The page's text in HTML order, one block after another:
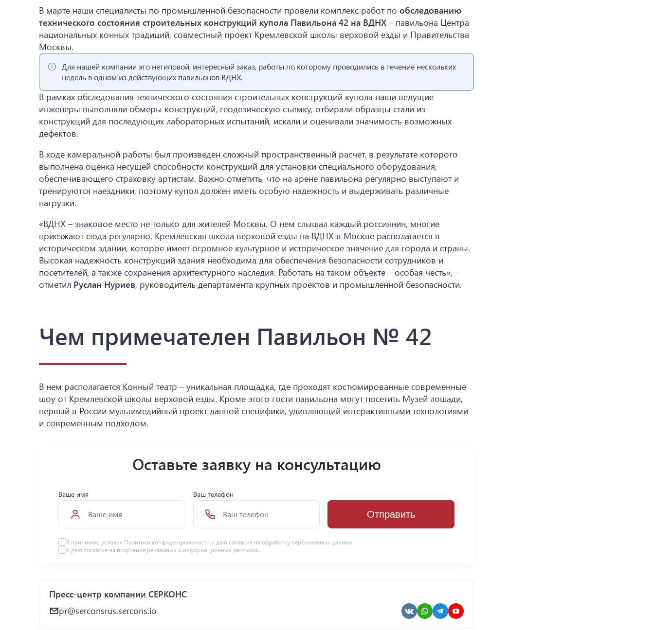
В марте наши специалисты по промышленной безопасности провели комплекс работ по обследованию
технического состояния строительных конструкций купола Павильона 42 на ВДНХ – павильона Центра
национальных конных традиций, совместный проект Кремлевской школы верховой езды и Правительства
Москвы.
Для нашей компании это нетиповой, интересный заказ, работы по которому проводились в течение нескольких
недель в одном из действующих павильонов ВДНХ.
В рамках обследования технического состояния строительных конструкций купола наши ведущие
инженеры выполняли обмеры конструкций, геодезическую съемку, отбирали образцы стали из
конструкций для последующих лабораторных испытаний, искали и оценивали значимость возможных
дефектов.
В ходе камеральной работы был произведен сложный пространственный расчет, в результате которого
выполнена оценка несущей способности конструкций для установки специального оборудования,
обеспечивающего страховку артистам. Важно отметить, что на арене павильона регулярно выступают и
тренируются наездники, поэтому купол должен иметь особую надежность и выдерживать различные
нагрузки.
«ВДНХ – знаковое место не только для жителей Москвы. О нем слышал каждый россиянин, многие
приезжают сюда регулярно. Кремлевская школа верховой езды на ВДНХ в Москве располагается в
историческом здании, которое имеет огромное культурное и историческое значение для города и страны.
Высокая надежность конструкций здания необходима для обеспечения безопасности сотрудников и
посетителей, а также сохранения архитектурного наследия. Работать на таком объекте – особая честь», –
отметил Руслан Нуриев, руководитель департамента крупных проектов и промышленной безопасности.
Чем примечателен Павильон № 42
В нем располагается Конный театр – уникальная площадка, где проходят костюмированные современные
шоу от Кремлевской школы верховой езды. Кроме этого гости павильона могут посетить Музей лошади,
первый в России мультимедийный проект данной специфики, удивляющий интерактивными технологиями
и современным подходом.
Оставьте заявку на консультацию
Ваше имя Ваш телефон
Отправить
Я принимаю условия Политики конфиденциальности и даю согласие на обработку персональных данных.
Я даю согласие на получение рекламных и информационных рассылок.
Пресс-центр компании СЕРКОНС
pr@serconsrus.sercons.io